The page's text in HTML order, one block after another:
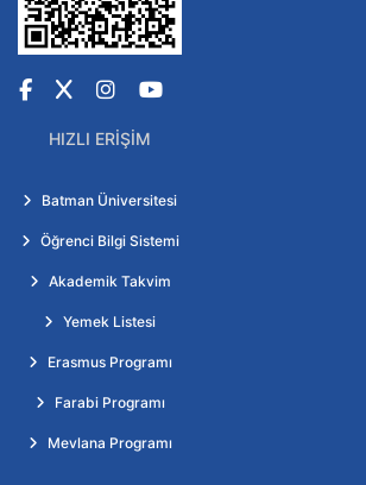
Facebook
X Instagram
YouTube
HIZLI ERIŞIM
Batman Üniversitesi
Öğrenci Bilgi Sistemi
Akademik Takvim
Yemek Listesi
Erasmus Programı
Farabi Programı
Mevlana Programı